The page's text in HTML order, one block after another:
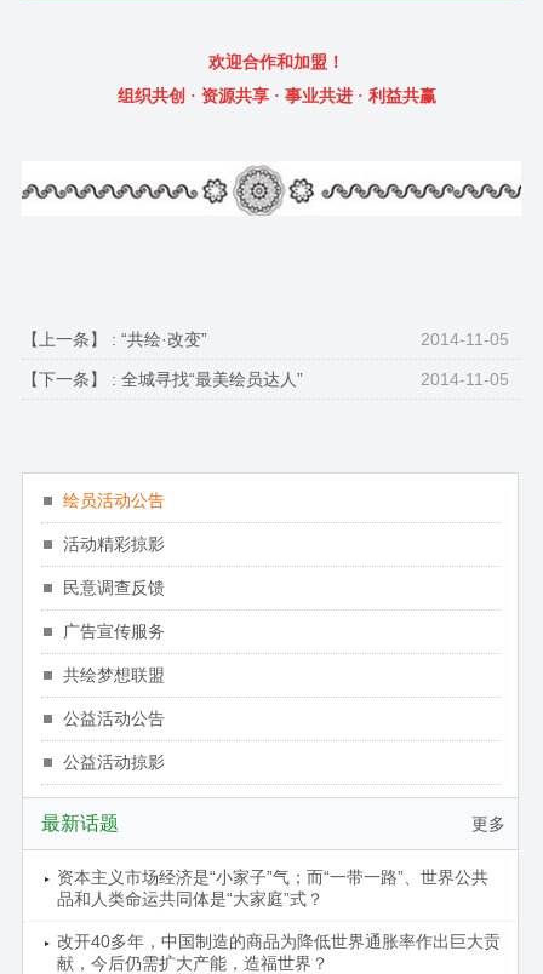
欢迎合作和加盟！
组织共创 · 资源共享 · 事业共进 · 利益共赢
【上一条】 : 2014-11-05
“共绘·改变”
【下一条】 : 2014-11-05
全城寻找“最美绘员达人”
绘员活动公告
活动精彩掠影
民意调查反馈
广告宣传服务
共绘梦想联盟
公益活动公告
公益活动掠影
更多
最新话题
资本主义市场经济是“小家子”气；而“一带一路”、世界公共
品和人类命运共同体是“大家庭”式？
改开40多年，中国制造的商品为降低世界通胀率作出巨大贡
献，今后仍需扩大产能，造福世界？